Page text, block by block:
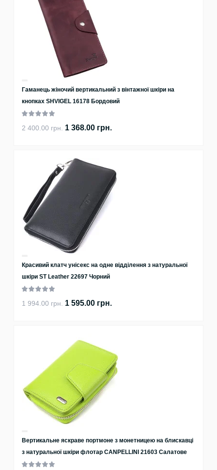
Гаманець жіночий вертикальний з вінтажної шкіри на
кнопках SHVIGEL 16178 Бордовий
2 400.00 грн. 1 368.00 грн.
Красивий клатч унісекс на одне відділення з натуральної
шкіри ST Leather 22697 Чорний
1 994.00 грн. 1 595.00 грн.
Вертикальне яскраве портмоне з монетницею на блискавці
з натуральної шкіри флотар CANPELLINI 21603 Салатове